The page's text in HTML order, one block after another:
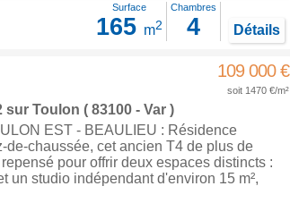
Surface
165 m2
Chambres
4 Détails
109 000 €
soit 1470 €/m²
sur Toulon ( 83100 - Var )
EST - BEAULIEU : Résidence
chaussée, cet ancien T4 de plus de
pour offrir deux espaces distincts :
un studio indépendant d'environ 15 m²,